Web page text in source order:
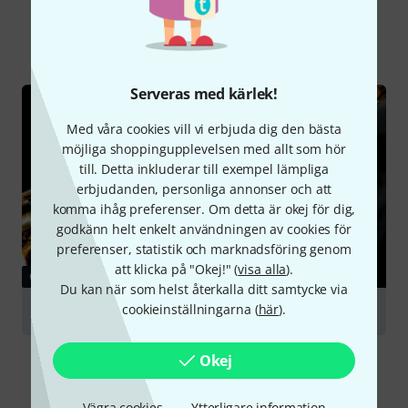
Serveras med kärlek!
Med våra cookies vill vi erbjuda dig den bästa
möjliga shoppingupplevelsen med allt som hör
till. Detta inkluderar till exempel lämpliga
erbjudanden, personliga annonser och att
komma ihåg preferenser. Om detta är okej för dig,
godkänn helt enkelt användningen av cookies för
preferenser, statistik och marknadsföring genom
att klicka på "Okej!" (visa alla).
Du kan när som helst återkalla ditt samtycke via
cookieinställningarna (här).
Okej
Alla Onlineguide
GUIDE